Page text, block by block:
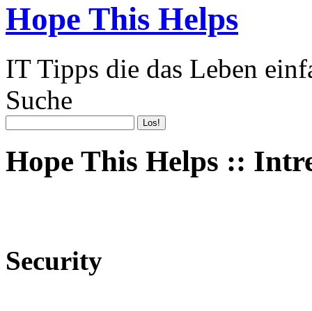
Hope This Helps
IT Tipps die das Leben
Suche
Hope This Helps ::
Security